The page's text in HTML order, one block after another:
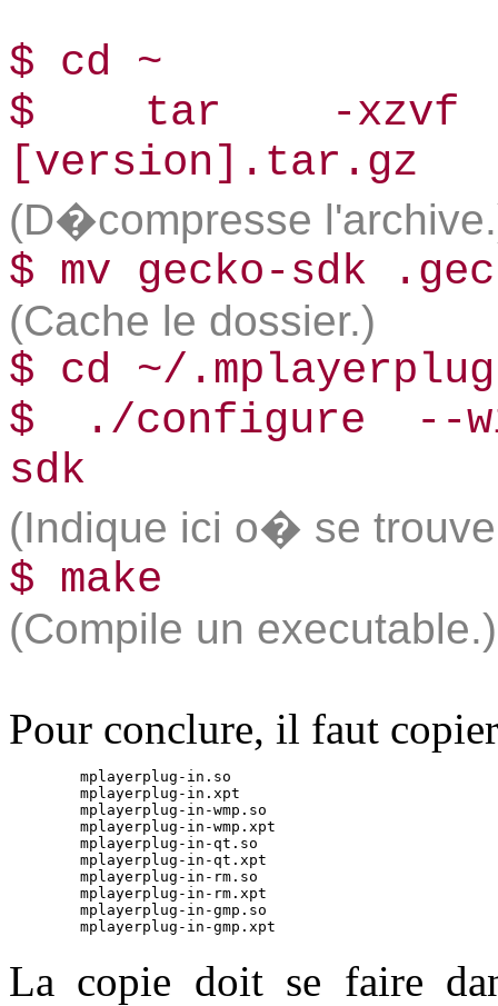
$­ cd ~
$­ tar -xzvf ~/
[version].tar.gz
(D�compresse
$­ mv gecko-sdk
(Cache le dossier.)
$­ cd ~/
$­ ./configure --
sdk
(Indique ici o� se
$­ make
(Compile un executable.)
Pour conclure, il faut
	mplayerplug-in.so
	mplayerplug-in.xpt
	mplayerplug-in-wmp.so
	mplayerplug-in-wmp.xpt
	mplayerplug-in-qt.so
	mplayerplug-in-qt.xpt
	mplayerplug-in-rm.so
	mplayerplug-in-rm.xpt
	mplayerplug-in-gmp.so
	mplayerplug-in-gmp.xpt
La copie doit se faire